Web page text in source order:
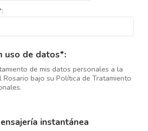
uso de datos*:
de mis datos personales a la
Rosario bajo su Política de Tratamiento
instantánea